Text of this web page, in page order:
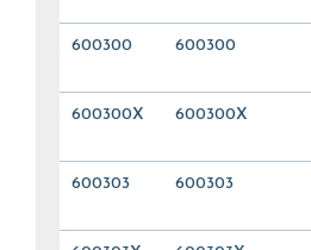
600300 600300
600300X 600300X
600303 600303